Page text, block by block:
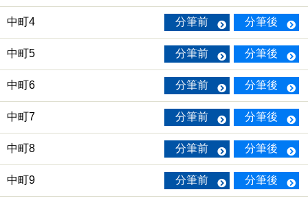
中町4 分筆前 分筆後
中町5 分筆前 分筆後
中町6 分筆前 分筆後
中町7 分筆前 分筆後
中町8 分筆前 分筆後
中町9 分筆前 分筆後